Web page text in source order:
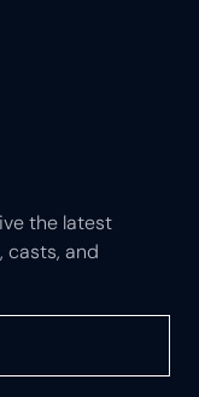
the latest
casts, and